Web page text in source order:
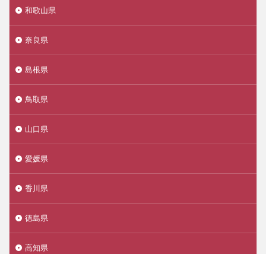
和歌山県
奈良県
島根県
鳥取県
山口県
愛媛県
香川県
徳島県
高知県